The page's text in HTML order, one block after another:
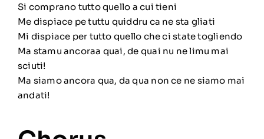
Si comprano tutto quello a cui tieni
Me dispiace pe tuttu quiddru ca ne sta gliati
Mi dispiace per tutto quello che ci state togliendo
Ma stamu ancoraa quai, de quai nu ne limu mai
sciuti!
Ma siamo ancora qua, da qua non ce ne siamo mai
andati!